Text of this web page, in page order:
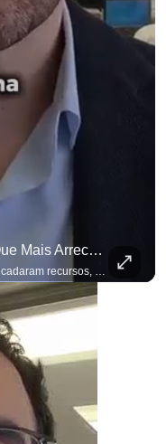
Veja Quais São Os Candidatos Que Mais Arrecadaram Recursos, Até Agora, Por Meio De Vaquinhas Eleito